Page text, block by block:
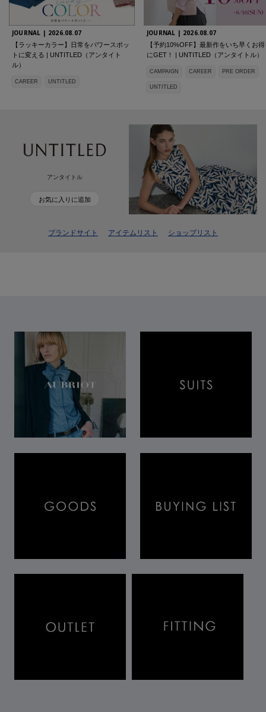
JOURNAL | 2026.08.07
【ラッキーカラー】日常をパワースポッ
トに変える | UNTITLED（アンタイト
ル）
CAREER UNTITLED
JOURNAL | 2026.08.07
【予約10%OFF】最新作をいち早くお得
にGET！ | UNTITLED（アンタイトル）
CAMPAIGN CAREER PRE ORDER
UNTITLED
アンタイトル
お気に入りに追加
ブランドサイト アイテムリスト ショップリスト